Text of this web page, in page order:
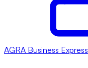
AGRA Business Express